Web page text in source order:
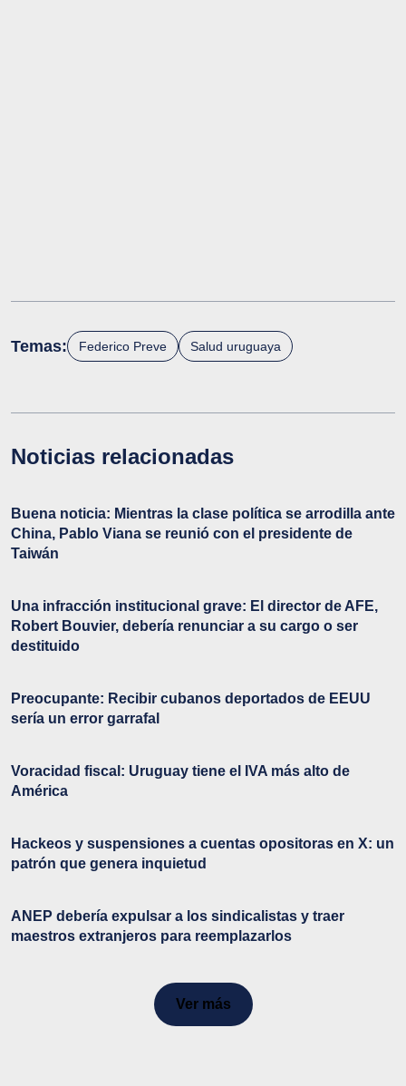
Temas: Federico Preve Salud uruguaya
Noticias relacionadas
Buena noticia: Mientras la clase política se arrodilla ante
China, Pablo Viana se reunió con el presidente de
Taiwán
Una infracción institucional grave: El director de AFE,
Robert Bouvier, debería renunciar a su cargo o ser
destituido
Preocupante: Recibir cubanos deportados de EEUU
sería un error garrafal
Voracidad fiscal: Uruguay tiene el IVA más alto de
América
Hackeos y suspensiones a cuentas opositoras en X: un
patrón que genera inquietud
ANEP debería expulsar a los sindicalistas y traer
maestros extranjeros para reemplazarlos
Ver más